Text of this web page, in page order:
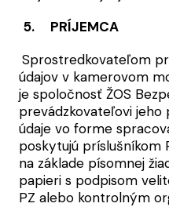
5. PRÍJEMCA
Sprostredkovateľom
údajov v kamerovom
je spoločnosť ŽOS
prevádzkovateľovi jeho
údaje vo forme
poskytujú príslušníkom
na základe písomnej
papieri s podpisom
PZ alebo kontrolným